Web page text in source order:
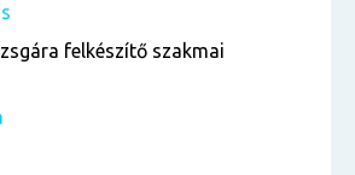
felkészítő szakmai